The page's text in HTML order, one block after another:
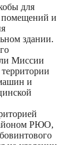
для
помещений и
здании.
Миссии
и
РЮО,